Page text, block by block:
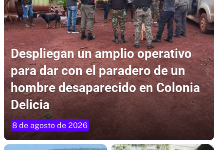
Despliegan un amplio operativo
para dar con el paradero de un
hombre desaparecido en Colonia
Delicia
8 de agosto de 2026